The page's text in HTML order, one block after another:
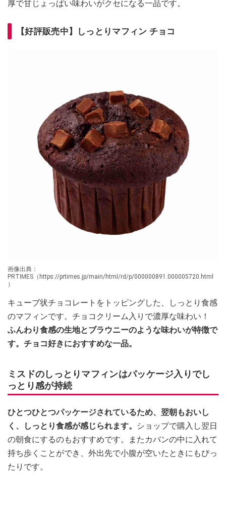
厚で甘じょっぱい味わいがクセになる一品です。
【好評販売中】しっとりマフィン チョコ
画像出典：
PRTIMES（https://prtimes.jp/main/html/rd/p/000000891.000005720.html
）
キューブ状チョコレートをトッピングした、しっとり食感
のマフィンです。チョコクリーム入りで濃厚な味わい！
ふんわり食感の生地とブラウニーのような味わいが特徴で
す。チョコ好きにおすすめな一品。
ミスドのしっとりマフィンはパッケージ入りでし
っとり感が持続
ひとつひとつパッケージされているため、翌朝もおいし
く、しっとり食感が感じられます。
ショップで購入し翌日
の朝食にするのもおすすめです。またカバンの中に入れて
持ち歩くことができ、外出先で小腹が空いたときにもぴっ
たりです。